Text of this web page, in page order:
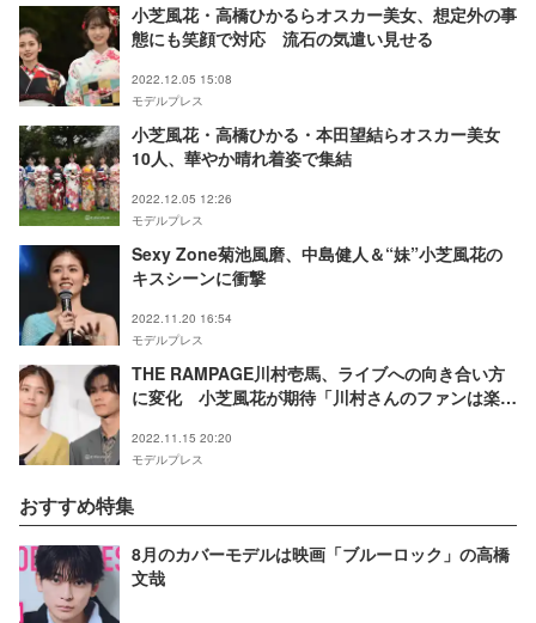
小芝風花・高橋ひかるらオスカー美女、想定外の事
態にも笑顔で対応 流石の気遣い見せる
2022.12.05 15:08
モデルプレス
小芝風花・高橋ひかる・本田望結らオスカー美女
10人、華やか晴れ着姿で集結
2022.12.05 12:26
モデルプレス
Sexy Zone菊池風磨、中島健人＆“妹”小芝風花の
キスシーンに衝撃
2022.11.20 16:54
モデルプレス
THE RAMPAGE川村壱馬、ライブへの向き合い方
に変化 小芝風花が期待「川村さんのファンは楽し
2022.11.15 20:20
モデルプレス
おすすめ特集
8月のカバーモデルは映画「ブルーロック」の高橋
文哉